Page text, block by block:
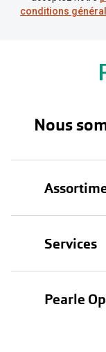
conditions
Nous
Services
Pearle